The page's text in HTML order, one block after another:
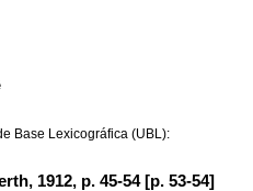
Base Lexicográfica (UBL):
1912, p. 45-54 [p. 53-54]